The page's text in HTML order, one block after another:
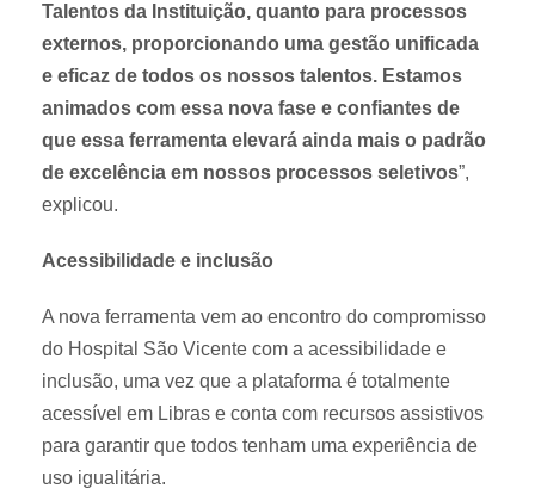
Talentos da Instituição, quanto para processos
externos, proporcionando uma gestão unificada
e eficaz de todos os nossos talentos. Estamos
animados com essa nova fase e confiantes de
que essa ferramenta elevará ainda mais o padrão
de excelência em nossos processos seletivos”,
explicou.
Acessibilidade e inclusão
A nova ferramenta vem ao encontro do compromisso
do Hospital São Vicente com a acessibilidade e
inclusão, uma vez que a plataforma é totalmente
acessível em Libras e conta com recursos assistivos
para garantir que todos tenham uma experiência de
uso igualitária.